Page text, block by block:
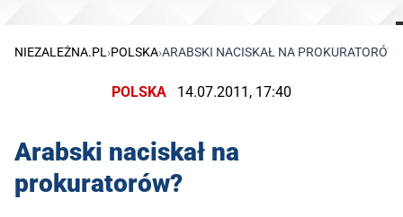
NIEZALEŻNA.PL ›POLSKA›ARABSKI NACISKAŁ NA
POLSKA 14.07.2011, 17:40
Arabski naciskał na
prokuratorów?